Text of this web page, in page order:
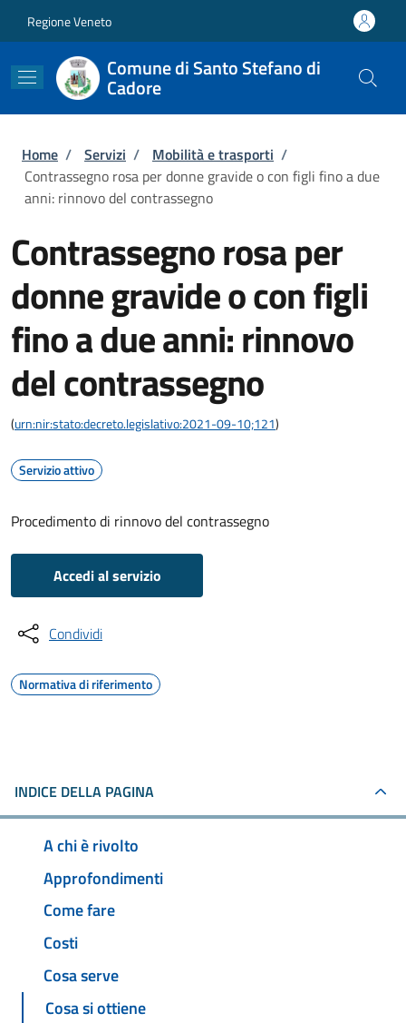
Regione Veneto
Comune di Santo Stefano di
Cadore
Briciole di pane
Home / Servizi / Mobilità e trasporti /
Contrassegno rosa per donne gravide o con figli fino a due
anni: rinnovo del contrassegno
Contrassegno rosa per
donne gravide o con figli
fino a due anni: rinnovo
del contrassegno
(urn:nir:stato:decreto.legislativo:2021-09-10;121)
Servizio attivo
Procedimento di rinnovo del contrassegno
Accedi al servizio
Condividi
Normativa di riferimento
INDICE DELLA PAGINA
A chi è rivolto
Approfondimenti
Come fare
Costi
Cosa serve
Cosa si ottiene